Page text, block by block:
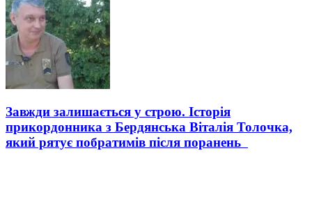
Завжди залишається у строю. Історія
прикордонника з Бердянська Віталія Толочка,
який рятує побратимів після поранень